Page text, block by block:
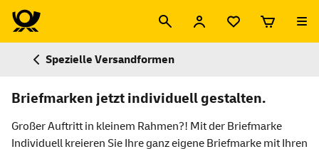
Spezielle Versandformen
Briefmarken jetzt individuell gestalten.
Großer Auftritt in kleinem Rahmen?! Mit der Briefmarke
Individuell kreieren Sie Ihre ganz eigene Briefmarke mit Ihren